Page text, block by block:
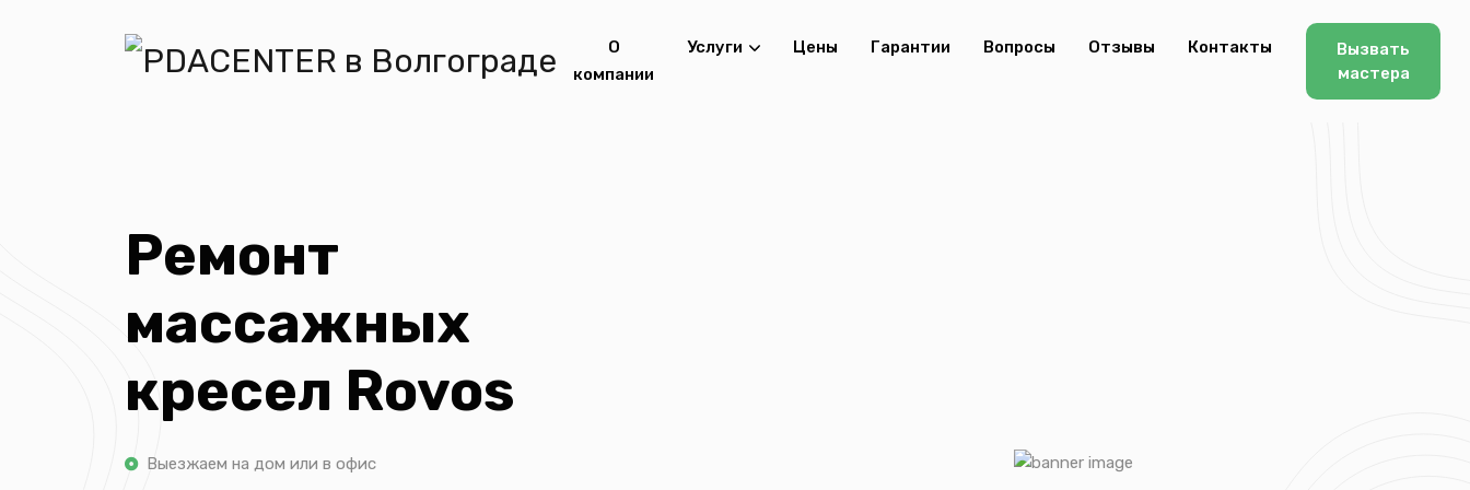
О
компании
Услуги Цены Гарантии Вопросы Отзывы Контакты
Вызвать
мастера
Ремонт
массажных
кресел Rovos
Выезжаем на дом или в офис